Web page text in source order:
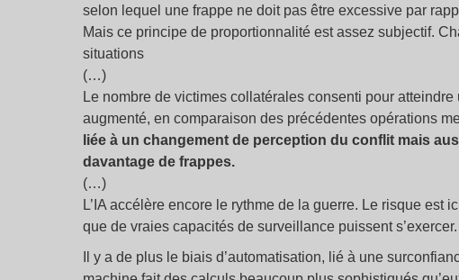
selon lequel une frappe ne doit pas être excessive par
Mais ce principe de proportionnalité est assez subjectif.
situations
(…)
Le nombre de victimes collatérales consenti pour
augmenté, en comparaison des précédentes opérations
liée à un changement de perception du conflit mais
davantage de frappes.
(…)
L’IA accélère encore le rythme de la guerre. Le risque
que de vraies capacités de surveillance puissent s’exercer.
Il y a de plus le biais d’automatisation, lié à une